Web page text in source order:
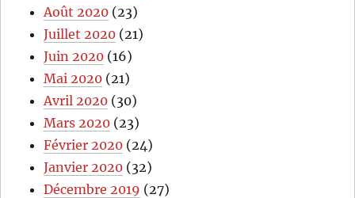
Août 2020 (23)
Juillet 2020 (21)
Juin 2020 (16)
Mai 2020 (21)
Avril 2020 (30)
Mars 2020 (23)
Février 2020 (24)
Janvier 2020 (32)
Décembre 2019 (27)